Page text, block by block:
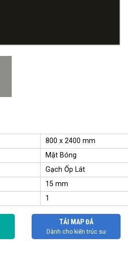
800 x 2400 mm
Mặt Bóng
Gạch Ốp Lát
15 mm
1
TẢI MAP ĐÁ
Dành cho kiến trúc sư